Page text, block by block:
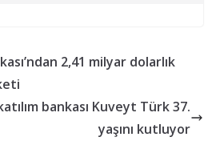
2,41 milyar dolarlık
bankası Kuveyt Türk 37.
yaşını kutluyor